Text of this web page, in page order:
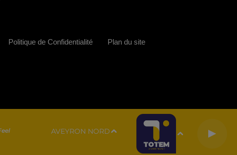
AVEYRON NORD
Politique de Confidentialité Plan du site